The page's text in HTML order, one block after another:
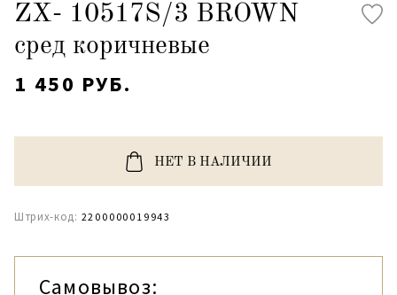
ZX- 10517S/3 BROWN
сред коричневые
1 450 РУБ.
НЕТ В НАЛИЧИИ
Штрих-код: 2200000019943
Самовывоз: